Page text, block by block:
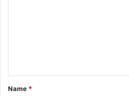
t
*
Name *